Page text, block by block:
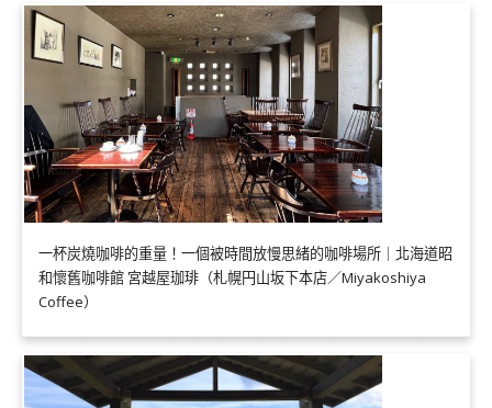
一杯炭燒咖啡的重量！一個被時間放慢思緒的咖啡場所｜北海道昭
和懷舊咖啡館 宮越屋珈琲（札幌円山坂下本店／Miyakoshiya
Coffee）